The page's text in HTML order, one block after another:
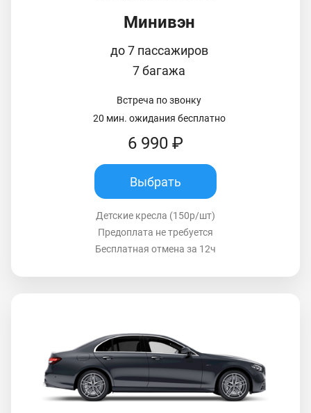
Минивэн
до 7 пассажиров
7 багажа
Встреча по звонку
20 мин. ожидания бесплатно
6 990 ₽
Выбрать
Детские кресла (150р/шт)
Предоплата не требуется
Бесплатная отмена за 12ч